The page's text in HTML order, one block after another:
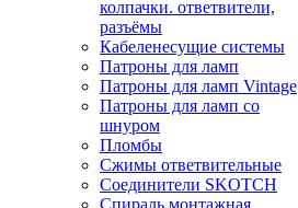
колпачки. ответвители,
разъёмы
Кабеленесущие системы
Патроны для ламп
Патроны для ламп Vintage
Патроны для ламп со
шнуром
Пломбы
Сжимы ответвительные
Соединители SKOTCH